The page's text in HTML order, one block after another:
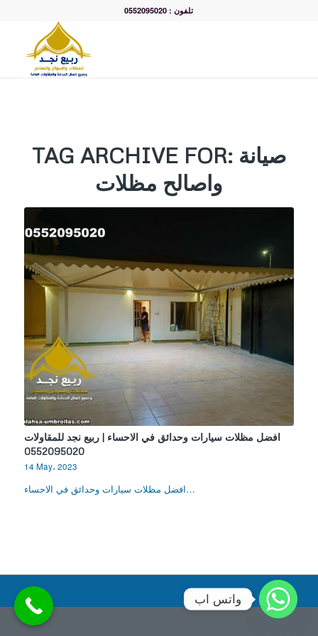
تلفون : 0552095020
TAG ARCHIVE FOR: صيانة
واصالح مظلات
افضل مظلات سيارات وحدائق في الاحساء | ربيع نجد للمقاولات
0552095020
14 May، 2023
افضل مظلات سيارات وحدائق في الاحساء…
واتس اب